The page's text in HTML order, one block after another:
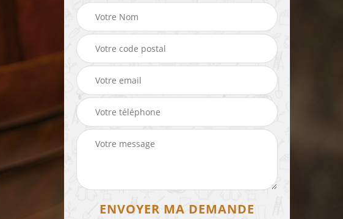
d'appartement 86
Rachat instrument
Brocanteur 86